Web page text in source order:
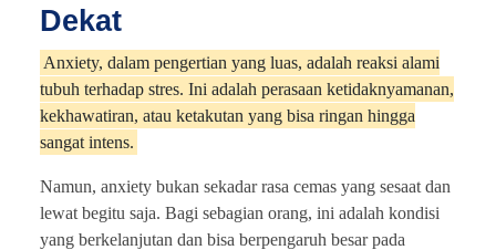
Dekat
Anxiety, dalam pengertian yang luas, adalah reaksi alami
tubuh terhadap stres. Ini adalah perasaan ketidaknyamanan,
kekhawatiran, atau ketakutan yang bisa ringan hingga
sangat intens.
Namun, anxiety bukan sekadar rasa cemas yang sesaat dan
lewat begitu saja. Bagi sebagian orang, ini adalah kondisi
yang berkelanjutan dan bisa berpengaruh besar pada